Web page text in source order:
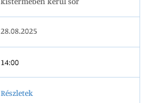
28.08.2025
14:00
Részletek